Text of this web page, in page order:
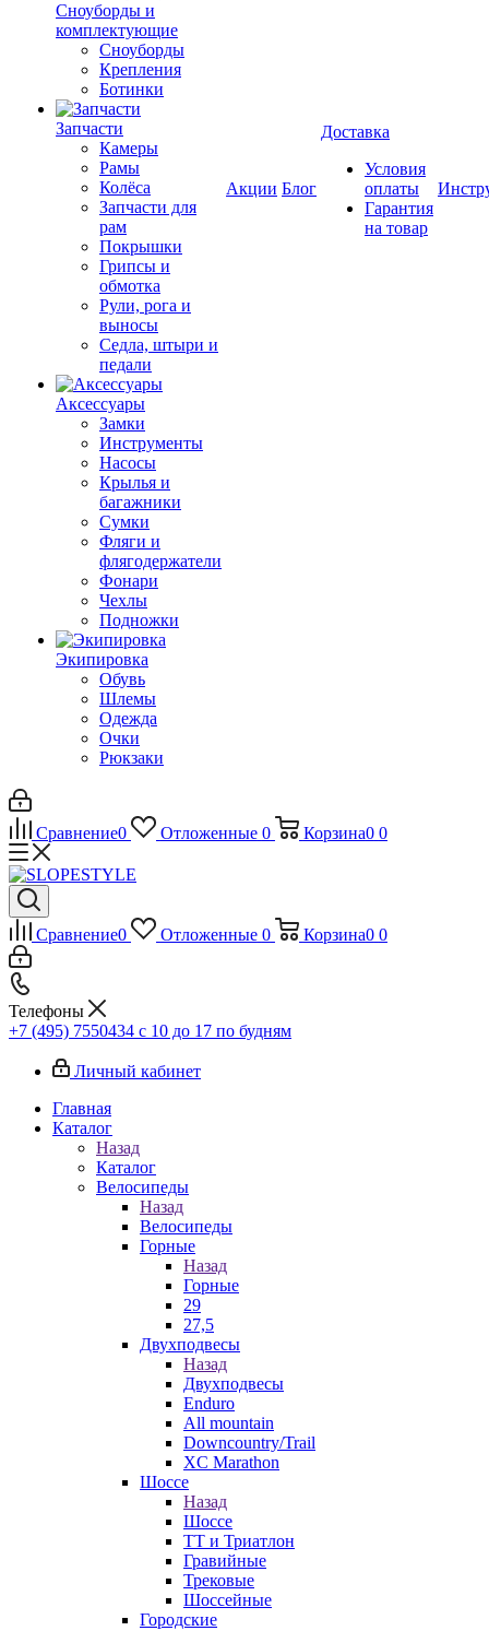
Cноуборды и
комплектующие
Сноуборды
Крепления
Ботинки
Запчасти
Камеры
Рамы
Колёса
Запчасти для
рам
Покрышки
Грипсы и
обмотка
Рули, рога и
выносы
Седла, штыри и
педали
Аксессуары
Замки
Инструменты
Насосы
Крылья и
багажники
Сумки
Фляги и
флягодержатели
Фонари
Чехлы
Подножки
Экипировка
Обувь
Шлемы
Одежда
Очки
Рюкзаки
Акции Блог
Доставка
Условия
оплаты
Гарантия
на товар
Сравнение0 Отложенные 0 Корзина0 0
Сравнение0 Отложенные 0 Корзина0 0
Телефоны
+7 (495) 7550434 с 10 до 17 по будням
Личный кабинет
Главная
Каталог
Назад
Каталог
Велосипеды
Назад
Велосипеды
Горные
Назад
Горные
29
27,5
Двухподвесы
Назад
Двухподвесы
Enduro
All mountain
Downcountry/Trail
XC Marathon
Шоссе
Назад
Шоссе
ТТ и Триатлон
Гравийные
Трековые
Шоссейные
Городские